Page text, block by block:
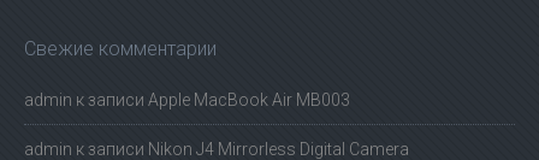
Свежие комментарии
admin к записи Apple MacBook Air MB003
admin к записи Nikon J4 Mirrorless Digital Camera